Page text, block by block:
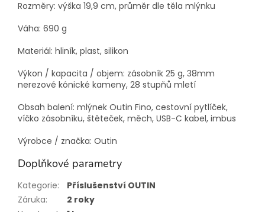
Rozměry: výška 19,9 cm, průměr dle těla mlýnku
Váha: 690 g
Materiál: hliník, plast, silikon
Výkon / kapacita / objem: zásobník 25 g, 38mm
nerezové kónické kameny, 28 stupňů mletí
Obsah balení: mlýnek Outin Fino, cestovní pytlíček,
víčko zásobníku, štěteček, měch, USB-C kabel, imbus
Výrobce / značka: Outin
Doplňkové parametry
Kategorie:
Příslušenství OUTIN
Záruka:
2 roky